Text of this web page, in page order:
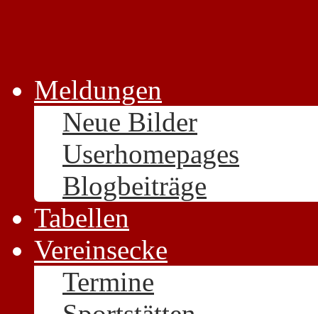
Meldungen
Neue Bilder
Userhomepages
Blogbeiträge
Tabellen
Vereinsecke
Termine